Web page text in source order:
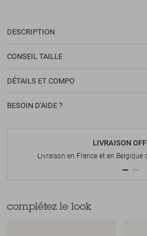
DESCRIPTION
CONSEIL TAILLE
DÉTAILS ET COMPO
BESOIN D'AIDE ?
LIVRAISON
Livraison en France et en
complétez le look